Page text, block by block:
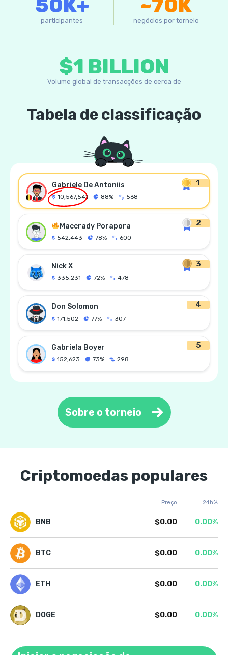
50K+
participantes
~70K
negócios por torneio
$1 BILLION
Volume global de transacções de cerca de
Tabela de classificação
1
Gabriele De Antoniis
10,567,541 88% 568
2
Maccrady Porapora
542,443 78% 600
3
Nick X
335,231 72% 478
4
Don Solomon
171,502 77% 307
5
Gabriela Boyer
152,623 73% 298
Sobre o torneio
Criptomoedas populares
Preço 24h%
BNB $0.00 0.00%
BTC $0.00 0.00%
ETH $0.00 0.00%
DOGE $0.00 0.00%